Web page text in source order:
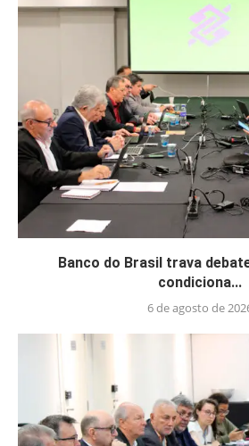
Banco do Brasil trava
condiciona...
6 de agosto de